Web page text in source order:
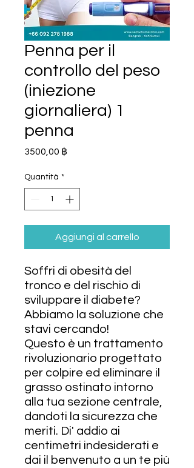
Penna per il
controllo del peso
(iniezione
giornaliera) 1
penna
3500,00 ฿
Quantità *
Aggiungi al carrello
Soffri di obesità del
tronco e del rischio di
sviluppare il diabete?
Abbiamo la soluzione che
stavi cercando!
Questo è un trattamento
rivoluzionario progettato
per colpire ed eliminare il
grasso ostinato intorno
alla tua sezione centrale,
dandoti la sicurezza che
meriti. Di' addio ai
centimetri indesiderati e
dai il benvenuto a un te più